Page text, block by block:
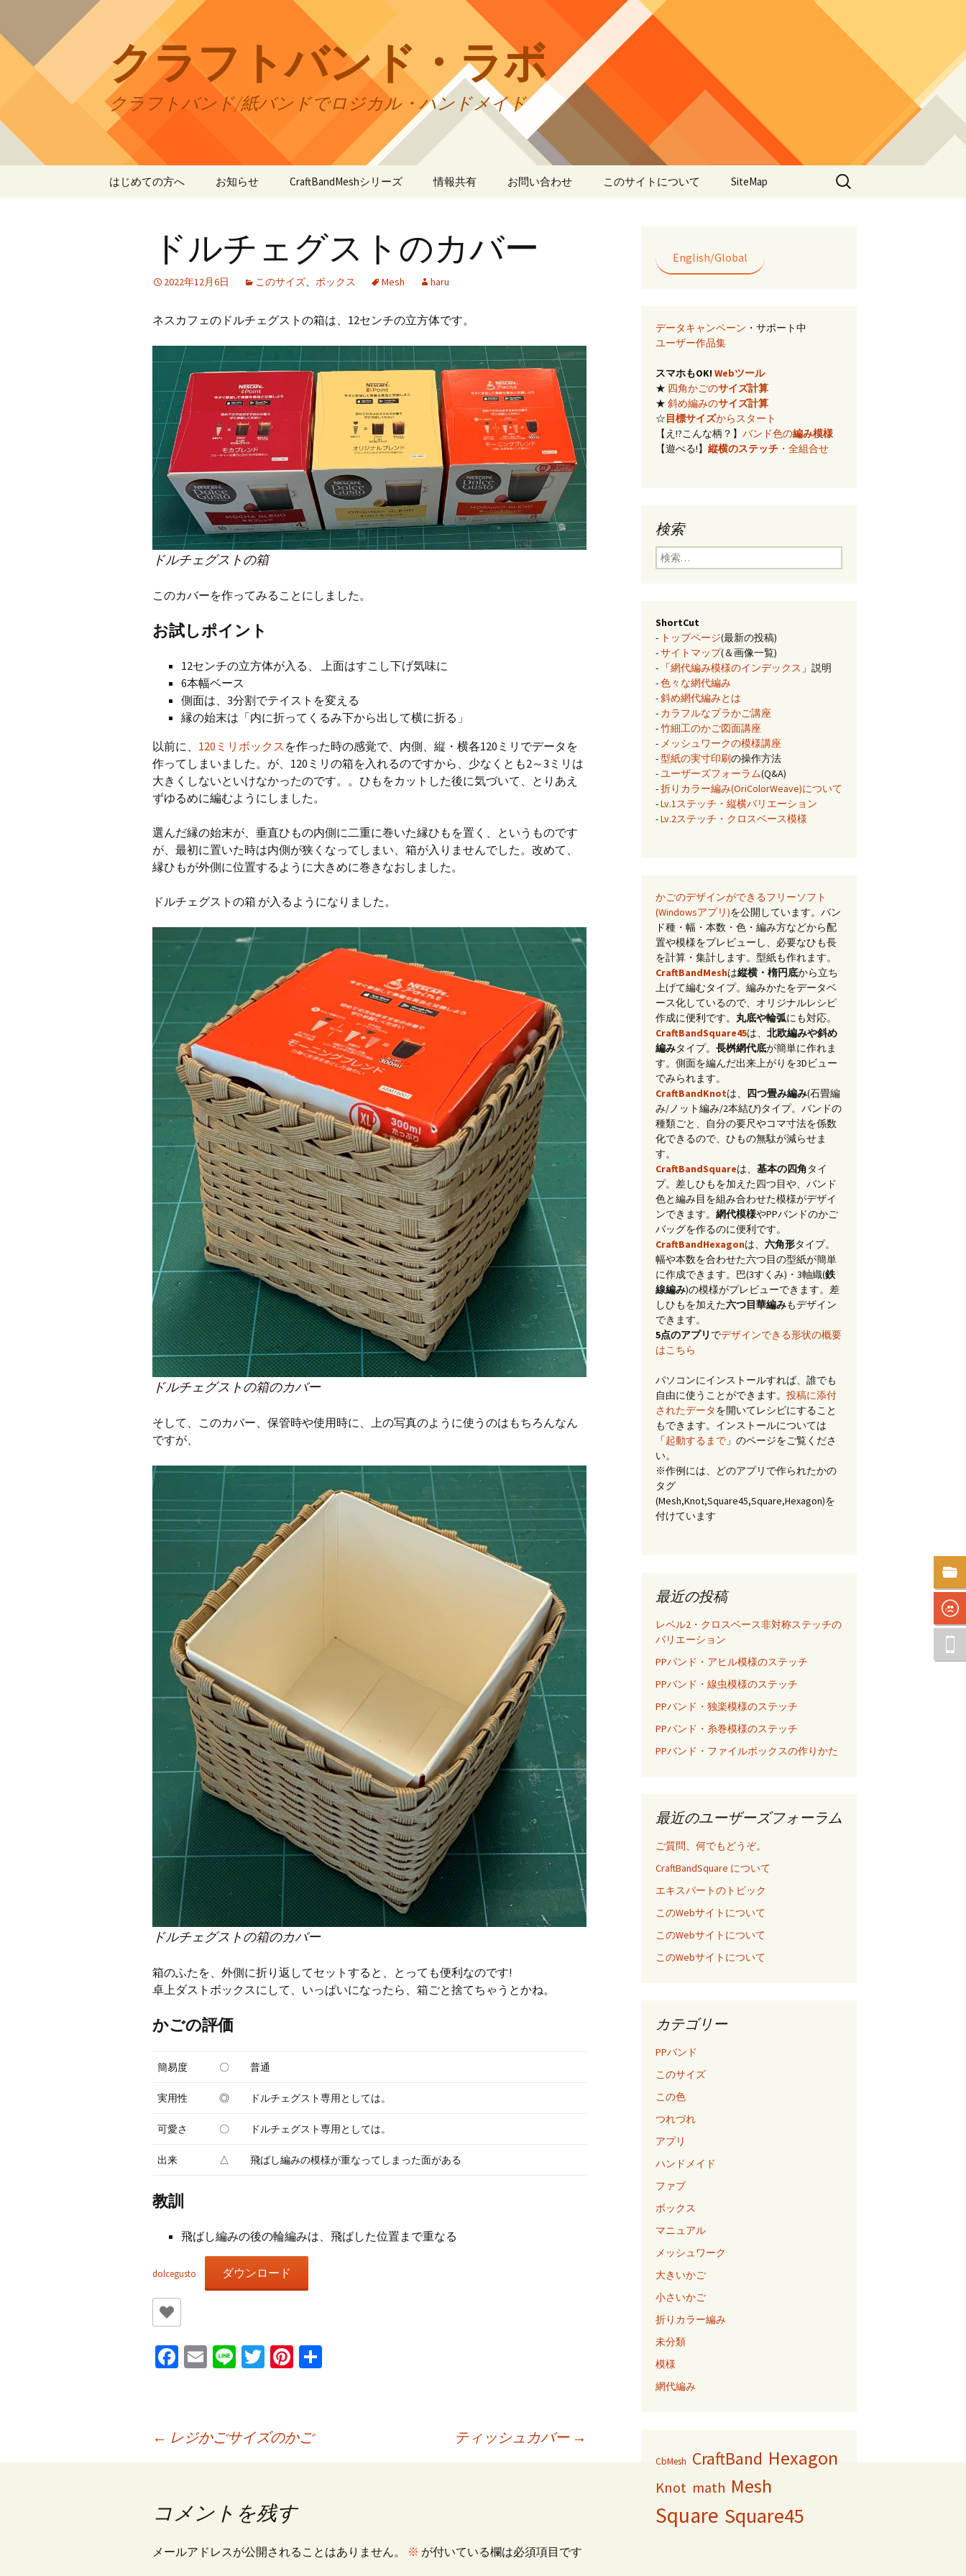
テ
キ
プ
クラフトバンド・ラボ
クラフトバンド/紙バンドでロジカル・ハンドメイド
はじめての方へ お知らせ CraftBandMeshシリーズ
CraftBandMesh出力例
CraftBandSquare45 CraftBandSquare45使用
例
CraftBandSquare45出力
CraftBandKnot CraftBandKnot使用例
CraftBandHexagon
CbMesh
起動するまで お任せインストール手
順
手動インストール手順
初回起動手順と始め方
データについて
情報共有
ユーザーズフォーラム
ユーザー作品集
Webツールのご案内 四角かごのサイズ計算
斜め編み(北欧編み)のサ
イズ計算
目標サイズからの概算
バンド色の編み模様
縦横のステッチ・2色の
クロスベースのステッ
チ・2色の組合せ模様
お問い合わせ このサイトについて
折りカラー編み
(OriColorWeave)につい
SiteMap
検
索:
ドルチェグストのカバー
2022年12月6日 このサイズ、 ボックス Mesh haru
ネスカフェのドルチェグストの箱は、12センチの立方体です。
ドルチェグストの箱
このカバーを作ってみることにしました。
お試しポイント
12センチの立方体が入る、 上面はすこし下げ気味に
6本幅ベース
側面は、3分割でテイストを変える
縁の始末は「内に折ってくるみ下から出して横に折る」
以前に、 120ミリボックス を作った時の感覚で、内側、縦・横各120ミリでデータを
作ってしまいました。が、120ミリの箱を入れるのですから、少なくとも2～3ミリは
大きくしないといけなかったのです。。ひもをカットした後に気づいて、とりあえ
ずゆるめに編むようにしました。
選んだ縁の始末が、垂直ひもの内側に二重に巻いた縁ひもを置く、というものです
が、最初に置いた時は内側が狭くなってしまい、箱が入りませんでした。改めて、
縁ひもが外側に位置するように大きめに巻きなおしました。
ドルチェグストの箱 が入るようになりました。
ドルチェグストの箱のカバー
そして、このカバー、保管時や使用時に、上の写真のように使うのはもちろんなん
ですが、
ドルチェグストの箱のカバー
箱のふたを、外側に折り返してセットすると、とっても便利なのです!
卓上ダストボックスにして、いっぱいになったら、箱ごと捨てちゃうとかね。
かごの評価
簡易度 〇 普通
実用性 ◎ ドルチェグスト専用としては。
可愛さ 〇 ドルチェグスト専用としては。
出来 △ 飛ばし編みの模様が重なってしまった面がある
教訓
飛ばし編みの後の輪編みは、飛ばした位置まで重なる
dolcegusto ダウンロード
Fa
o
o
k
E
Li T
er
Pi
es
t
← レジかごサイズのかご ティッシュカバー →
コメントを残す
メールアドレスが公開されることはありません。 ※ が付いている欄は必須項目です
English/Global
データキャンペーン ・サポート中
ユーザー作品集
スマホもOK! Webツール
★ 四角かごのサイズ計算
★ 斜め編みのサイズ計算
☆目標サイズからスタート
【え!?こんな柄？】 バンド色の編み模様
【遊べる!】 縦横のステッチ ・全組合せ
検索
検
索:
ShortCut
- トップページ(最新の投稿)
-サイトマップ(＆画像一覧)
- 「網代編み模様のインデックス 」説明
-色々な網代編み
-斜め網代編みとは
- カラフルなプラかご講座
-竹細工のかご図面講座
- メッシュワークの模様講座
-型紙の実寸印刷の操作方法
-ユーザーズフォーラム(Q&A)
-折りカラー編み(OriColorWeave)について
-Lv.1ステッチ・縦横バリエーション
-Lv.2ステッチ・クロスベース模様
かごのデザインができるフリーソフト
(Windowsアプリ)を公開しています。バン
ド種・幅・本数・色・編み方などから配
置や模様をプレビューし、必要なひも長
を計算・集計します。型紙も作れます。
CraftBandMeshは縦横・楕円底から立ち
上げて編むタイプ。編みかたをデータベ
ース化しているので、オリジナルレシピ
作成に便利です。 丸底や輪弧にも対応。
CraftBandSquare45は、 北欧編みや斜め
編みタイプ。 長桝網代底が簡単に作れま
す。側面を編んだ出来上がりを3Dビュー
でみられます。
CraftBandKnotは、 四つ畳み編み(石畳編
み/ノット編み/2本結び)タイプ。バンドの
種類ごと、自分の要尺やコマ寸法を係数
化できるので、ひもの無駄が減らせま
す。
CraftBandSquareは、 基本の四角タイ
プ。差しひもを加えた四つ目や、バンド
色と編み目を組み合わせた模様がデザイ
ンできます。 網代模様やPPバンドのかご
バッグを作るのに便利です。
CraftBandHexagonは、 六角形タイプ。
幅や本数を合わせた六つ目の型紙が簡単
に作成できます。巴(3すくみ)・3軸織(鉄
線編み)の模様がプレビューできます。差
しひもを加えた六つ目華編みもデザイン
できます。
5点のアプリ でデザインできる形状の概要
はこちら
パソコンにインストールすれば、誰でも
自由に使うことができます。 投稿に添付
されたデータを開いてレシピにすること
もできます。インストールについては
「起動するまで 」のページをご覧くださ
い。
※作例には、どのアプリで作られたかの
タグ
(Mesh,Knot,Square45,Square,Hexagon)を
付けています
最近の投稿
レベル2・クロスベース非対称ステッチの
バリエーション
PPバンド・アヒル模様のステッチ
PPバンド・線虫模様のステッチ
PPバンド・独楽模様のステッチ
PPバンド・糸巻模様のステッチ
PPバンド・ファイルボックスの作りかた
最近のユーザーズフォーラム
ご質問、何でもどうぞ。
CraftBandSquare について
エキスパートのトピック
このWebサイトについて
このWebサイトについて
このWebサイトについて
カテゴリー
PPバンド
このサイズ
この色
つれづれ
アプリ
ハンドメイド
ファブ
ボックス
マニュアル
メッシュワーク
大きいかご
小さいかご
折りカラー編み
未分類
模様
網代編み
CbMesh CraftBand Hexagon
Knot math Mesh
Square Square45